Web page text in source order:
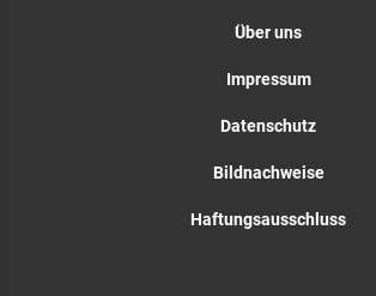
Über uns
Impressum
Datenschutz
Bildnachweise
Haftungsausschluss